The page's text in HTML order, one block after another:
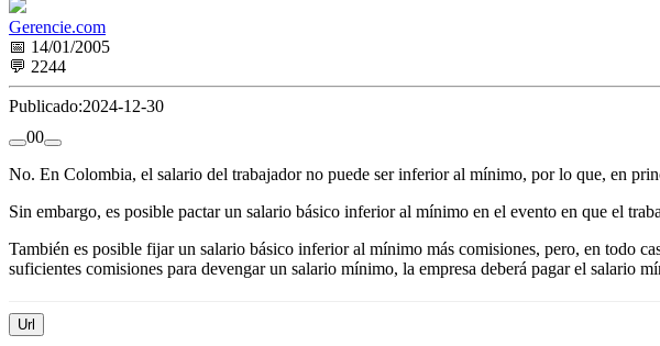
Gerencie.com
📅 14/01/2005
💬 2244
Publicado:2024-12-30
00
No. En Colombia, el salario del trabajador no puede ser inferior al mínimo, por lo que, en
Sin embargo, es posible pactar un salario básico inferior al mínimo en el evento en que el
También es posible fijar un salario básico inferior al mínimo más comisiones, pero, en todo
suficientes comisiones para devengar un salario mínimo, la empresa deberá pagar el salario
Url